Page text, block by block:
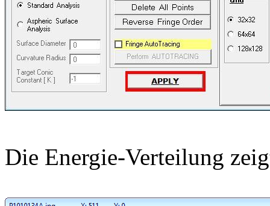
Die Energie-Verteilung